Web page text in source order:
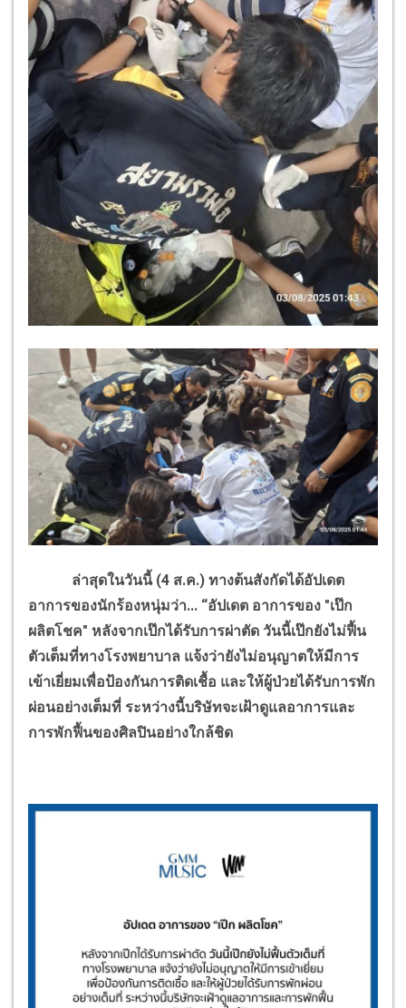
ล่าสุดในวันนี้ (4 ส.ค.) ทางต้นสังกัดได้อัปเดต
อาการของนักร้องหนุ่มว่า... “อัปเดต อาการของ "เป๊ก
ผลิตโชค" หลังจากเป๊กได้รับการผ่าตัด วันนี้เป๊กยังไม่ฟื้น
ตัวเต็มที่ทางโรงพยาบาล แจ้งว่ายังไม่อนุญาตให้มีการ
เข้าเยี่ยมเพื่อป้องกันการติดเชื้อ และให้ผู้ป่วยได้รับการพัก
ผ่อนอย่างเต็มที่ ระหว่างนี้บริษัทจะเฝ้าดูแลอาการและ
การพักฟื้นของศิลปินอย่างใกล้ชิด